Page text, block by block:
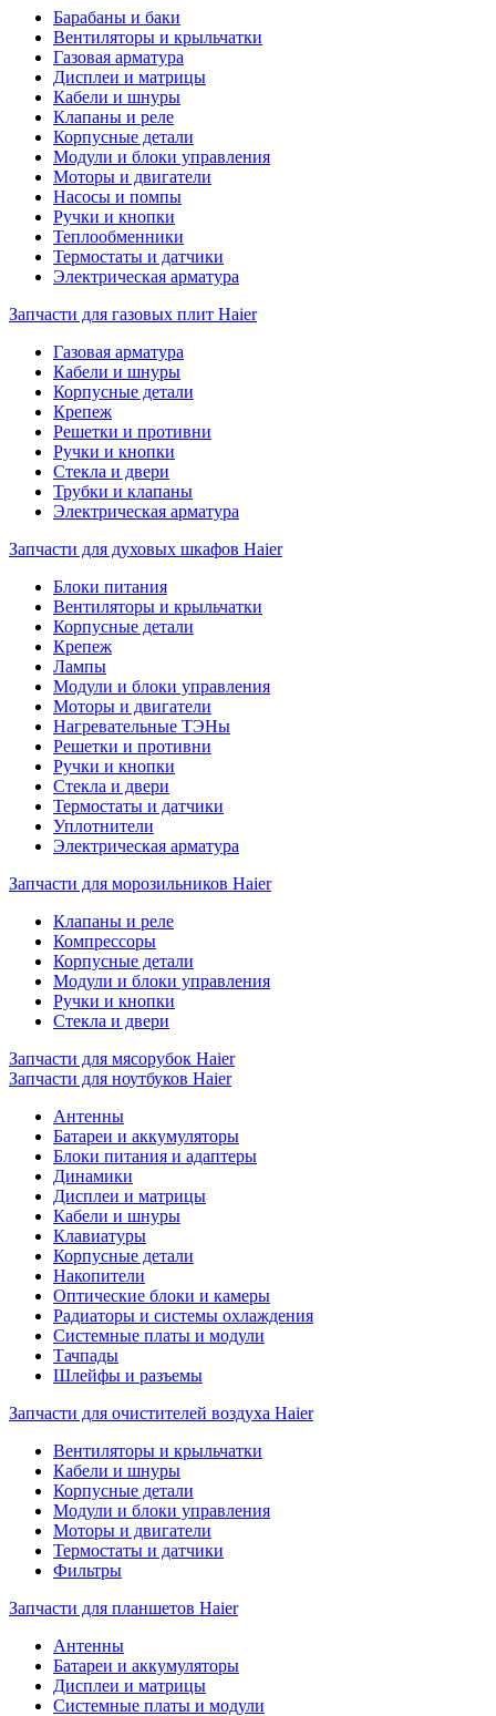
Барабаны и баки
Вентиляторы и крыльчатки
Газовая арматура
Дисплеи и матрицы
Кабели и шнуры
Клапаны и реле
Корпусные детали
Модули и блоки управления
Моторы и двигатели
Насосы и помпы
Ручки и кнопки
Теплообменники
Термостаты и датчики
Электрическая арматура
Запчасти для газовых плит Haier
Газовая арматура
Кабели и шнуры
Корпусные детали
Крепеж
Решетки и противни
Ручки и кнопки
Стекла и двери
Трубки и клапаны
Электрическая арматура
Запчасти для духовых шкафов Haier
Блоки питания
Вентиляторы и крыльчатки
Корпусные детали
Крепеж
Лампы
Модули и блоки управления
Моторы и двигатели
Нагревательные ТЭНы
Решетки и противни
Ручки и кнопки
Стекла и двери
Термостаты и датчики
Уплотнители
Электрическая арматура
Запчасти для морозильников Haier
Клапаны и реле
Компрессоры
Корпусные детали
Модули и блоки управления
Ручки и кнопки
Стекла и двери
Запчасти для мясорубок Haier
Запчасти для ноутбуков Haier
Антенны
Батареи и аккумуляторы
Блоки питания и адаптеры
Динамики
Дисплеи и матрицы
Кабели и шнуры
Клавиатуры
Корпусные детали
Накопители
Оптические блоки и камеры
Радиаторы и системы охлаждения
Системные платы и модули
Тачпады
Шлейфы и разъемы
Запчасти для очистителей воздуха Haier
Вентиляторы и крыльчатки
Кабели и шнуры
Корпусные детали
Модули и блоки управления
Моторы и двигатели
Термостаты и датчики
Фильтры
Запчасти для планшетов Haier
Антенны
Батареи и аккумуляторы
Дисплеи и матрицы
Системные платы и модули